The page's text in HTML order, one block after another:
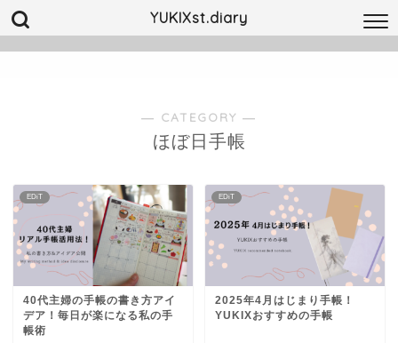
YUKIXst.diary
― CATEGORY ―
ほぼ日手帳
EDiT
40代主婦の手帳の書き方アイ
デア！毎日が楽になる私の手
帳術
EDiT
2025年4月はじまり手帳！
YUKIXおすすめの手帳